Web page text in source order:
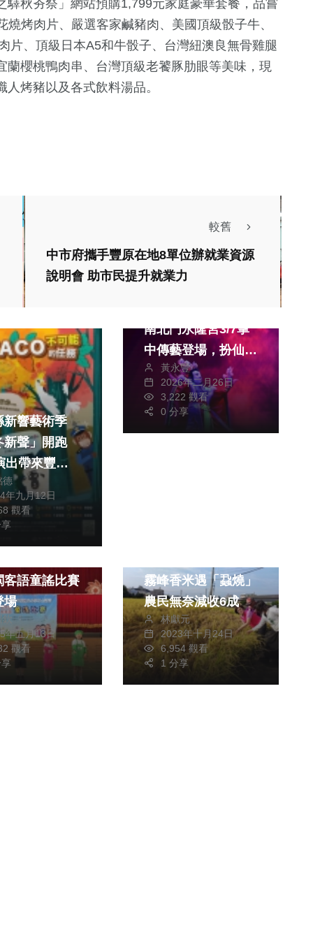
夯祭」網站預購1,799元家庭豪華套餐，品嘗
烤肉片、嚴選客家鹹豬肉、美國頂級骰子牛、
片、頂級日本A5和牛骰子、台灣紐澳良無骨雞腿
櫻桃鴨肉串、台灣頂級老饕豚肋眼等美味，現
烤豬以及各式飲料湯品。
較舊
中市府攜手豐原在地8單位辦就業資源
說明會 助市民提升就業力
新響藝術季
新聲」開跑
出帶來豐富
德
年九月12日
觀看
社會 生活
綜合
南北門永隆宮3/7掌
中傳藝登場，扮仙儀
式賀新春、拍照打卡
享折扣
黃永豐
2026年二月26日
3,222 觀看
0 分享
客語童謠比賽
場
欽
年五月13日
觀看
霧峰香米遇「蝨燒」
農民無奈減收6成
林獻元
2023年十月24日
6,954 觀看
1 分享